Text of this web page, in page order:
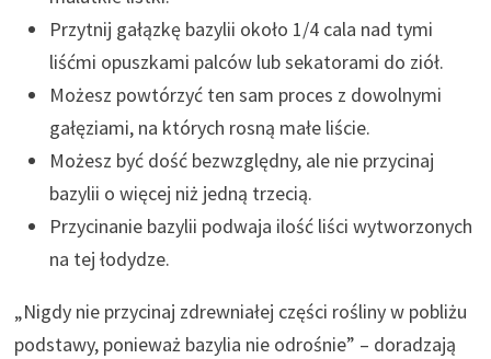
Przytnij gałązkę bazylii około 1/4 cala nad tymi
liśćmi opuszkami palców lub sekatorami do ziół.
Możesz powtórzyć ten sam proces z dowolnymi
gałęziami, na których rosną małe liście.
Możesz być dość bezwzględny, ale nie przycinaj
bazylii o więcej niż jedną trzecią.
Przycinanie bazylii podwaja ilość liści wytworzonych
na tej łodydze.
„Nigdy nie przycinaj zdrewniałej części rośliny w pobliżu
podstawy, ponieważ bazylia nie odrośnie” – doradzają